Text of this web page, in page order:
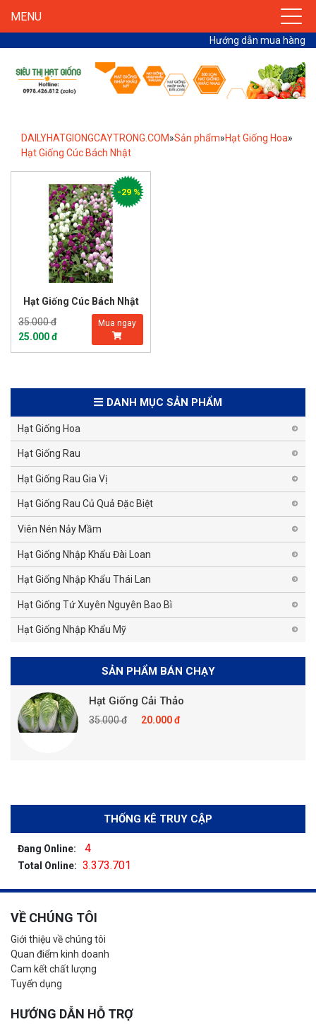
MENU
Hướng dẫn mua hàng
DAILYHATGIONGCAYTRONG.COM»Sản phẩm»Hạt Giống Hoa»
Hạt Giống Cúc Bách Nhật
Hạt Giống Cúc Bách Nhật
35.000 đ
25.000 đ
Mua ngay
-29 %
DANH MỤC SẢN PHẨM
Hạt Giống Hoa
Hạt Giống Rau
Hạt Giống Rau Gia Vị
Hạt Giống Rau Củ Quả Đặc Biệt
Viên Nén Nảy Mầm
Hạt Giống Nhập Khẩu Đài Loan
Hạt Giống Nhập Khẩu Thái Lan
Hạt Giống Tứ Xuyên Nguyên Bao Bì
Hạt Giống Nhập Khẩu Mỹ
SẢN PHẨM BÁN CHẠY
Hạt Giống Cải Thảo
35.000 đ 20.000 đ
THỐNG KÊ TRUY CẬP
Đang Online: 4
Total Online: 3.373.701
VỀ CHÚNG TÔI
Giới thiệu về chúng tôi
Quan điểm kinh doanh
Cam kết chất lượng
Tuyển dụng
HƯỚNG DẪN HỖ TRỢ